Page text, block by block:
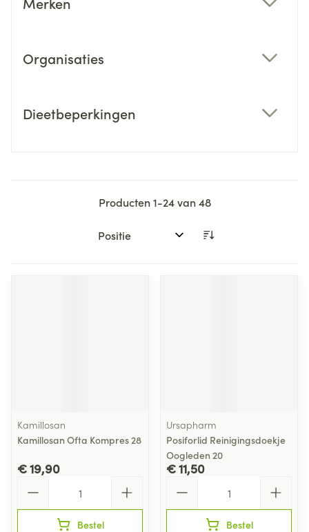
Organisaties
Dieetbeperkingen
Producten1-24van48
Sorteer op:
Kamillosan
Kamillosan Ofta Kompres 28
€ 19,90
Bestel
Ursapharm
Posiforlid Reinigingsdoekje
Oogleden 20
€ 11,50
Bestel